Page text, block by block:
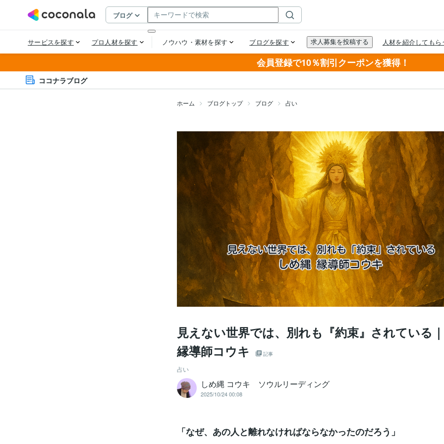
会員登録で10％割引クーポンを獲得！
ココナラブログ
ホーム ブログトップ ブログ 占い
見えない世界では、別れも『約束』されている
縁導師コウキ
記事
占い
しめ縄 コウキ ソウルリーディング
2025/10/24 00:08
「なぜ、あの人と離れなければならなかったのだろう」